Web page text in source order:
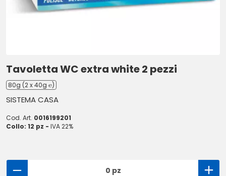
Tavoletta WC extra white 2 pezzi
80g (2 x 40g ℮)
SISTEMA CASA
Cod. Art. 0016199201
Collo: 12 pz - IVA 22%
0 pz